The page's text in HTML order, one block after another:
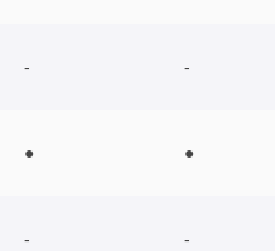
- -
● ●
- -